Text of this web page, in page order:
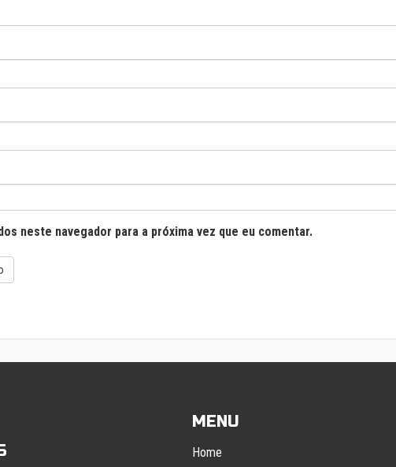
neste navegador para a próxima vez que eu comentar.
MENU
Home